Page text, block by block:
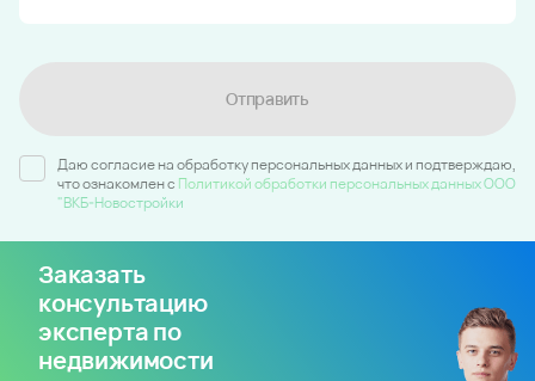
Отправить
Даю согласие на обработку персональных данных и подтверждаю,
что ознакомлен c Политикой обработки персональных данных ООО
"ВКБ-Новостройки
Заказать
консультацию
эксперта по
недвижимости